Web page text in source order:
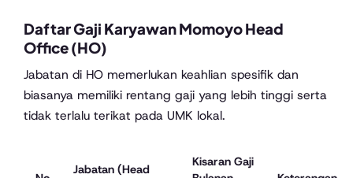
Daftar Gaji Karyawan Momoyo Head
Office (HO)
Jabatan di HO memerlukan keahlian spesifik dan
biasanya memiliki rentang gaji yang lebih tinggi serta
tidak terlalu terikat pada UMK lokal.
Jabatan (Head
Kisaran Gaji